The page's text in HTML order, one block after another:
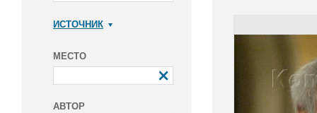
ИСТОЧНИК
МЕСТО
АВТОР